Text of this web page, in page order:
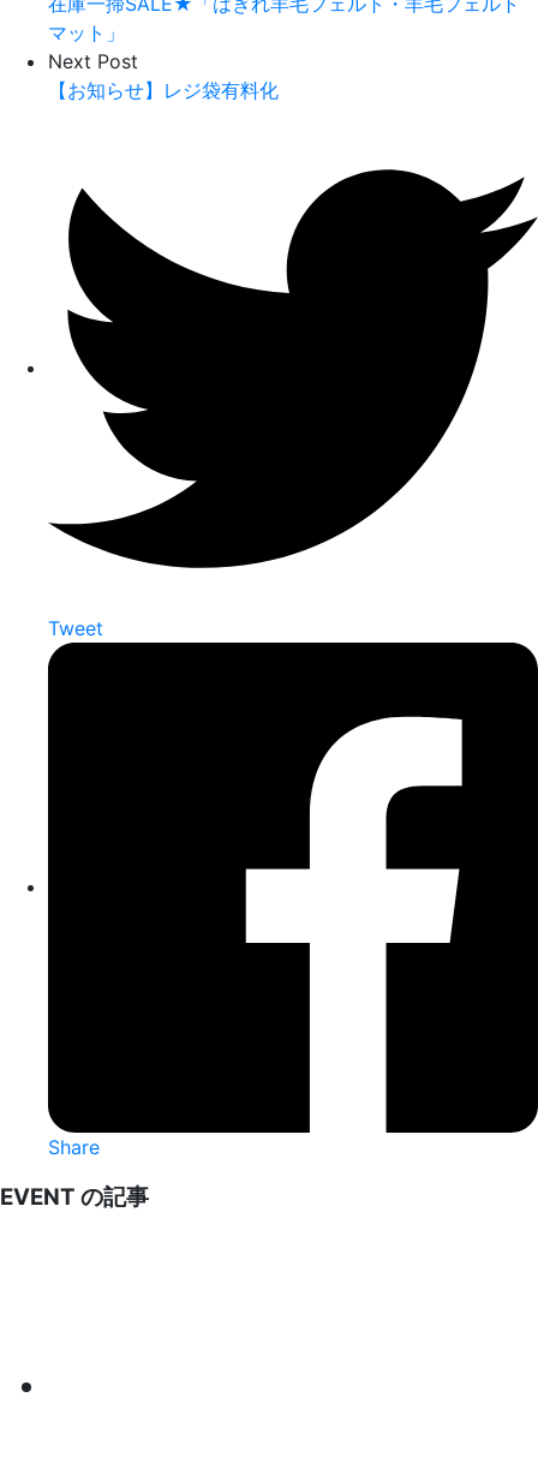
マット」
Next Post
【お知らせ】レジ袋有料化
Tweet
Share
EVENT の記事